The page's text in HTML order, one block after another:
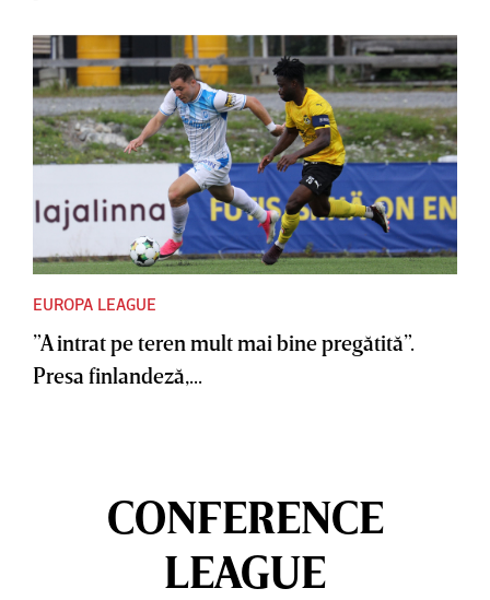
EUROPA LEAGUE
”A intrat pe teren mult mai bine pregătită”.
Presa finlandeză,...
CONFERENCE
LEAGUE